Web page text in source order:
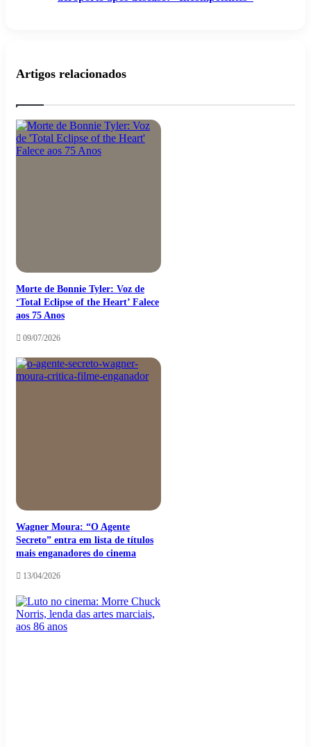
Artigos relacionados
Morte de Bonnie Tyler: Voz de
‘Total Eclipse of the Heart’ Falece
aos 75 Anos
09/07/2026
Wagner Moura: “O Agente
Secreto” entra em lista de títulos
mais enganadores do cinema
13/04/2026